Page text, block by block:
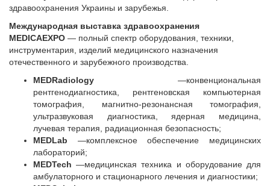
здравоохранения Украины и зарубежья.
Международная выставка здравоохранения
MEDICAEXPO — полный спектр оборудования, техники,
инструментария, изделий медицинского назначения
отечественного и зарубежного производства.
MEDRadiology —конвенциональная
рентгенодиагностика, рентгеновская компьютерная
томография, магнитно-резонансная томография,
ультразвуковая диагностика, ядерная медицина,
лучевая терапия, радиационная безопасность;
MEDLab —комплексное обеспечение медицинских
лабораторий;
MEDTech —медицинская техника и оборудование для
амбулаторного и стационарного лечения и диагностики;